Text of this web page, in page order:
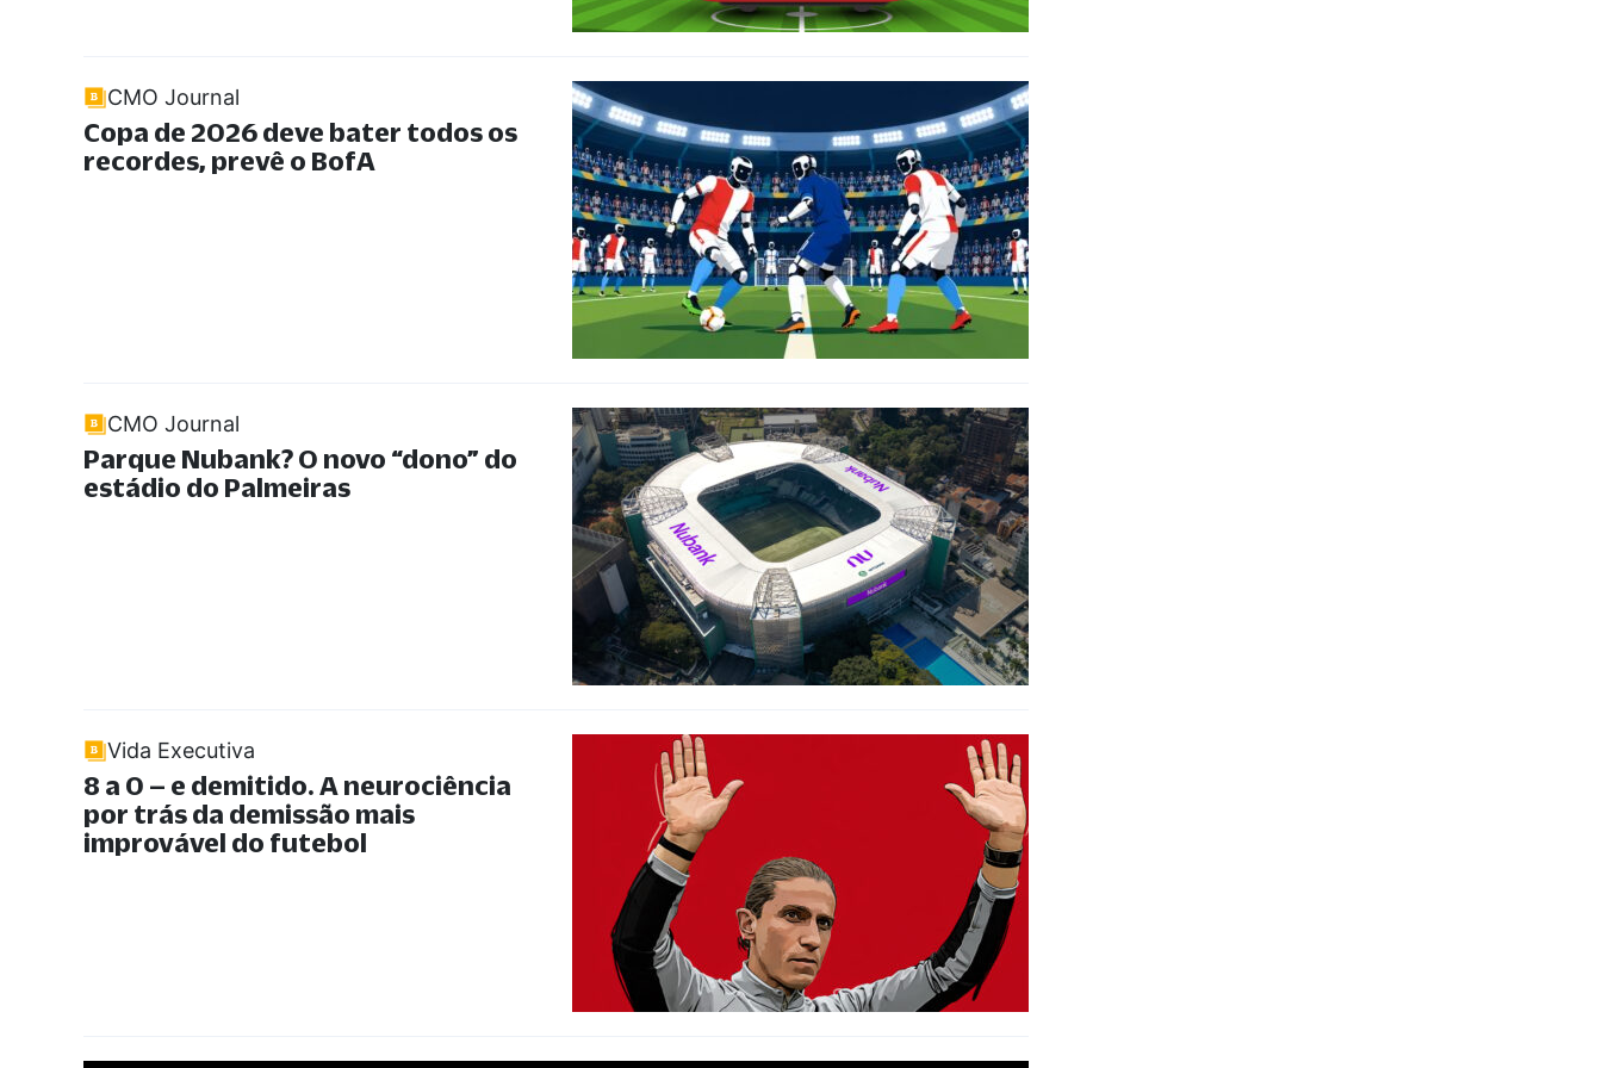
CMO Journal
Copa de 2026 deve bater todos os
recordes, prevê o BofA
CMO Journal
Parque Nubank? O novo “dono” do
estádio do Palmeiras
Vida Executiva
8 a 0 – e demitido. A neurociência
por trás da demissão mais
improvável do futebol